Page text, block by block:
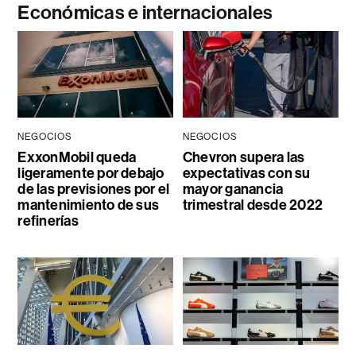
Económicas e internacionales
NEGOCIOS
ExxonMobil queda
ligeramente por debajo
de las previsiones por el
mantenimiento de sus
refinerías
NEGOCIOS
Chevron supera las
expectativas con su
mayor ganancia
trimestral desde 2022